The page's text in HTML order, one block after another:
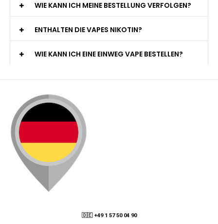
WIE KANN ICH MEINE BESTELLUNG VERFOLGEN?
ENTHALTEN DIE VAPES NIKOTIN?
WIE KANN ICH EINE EINWEG VAPE BESTELLEN?
🇩🇪 +49 1 57 50 04 90